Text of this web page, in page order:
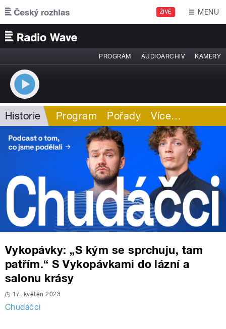
Přejít k hlavnímu obsahu
ŽIVĚ MENU
PROGRAM AUDIOARCHIV KAMERY
Historie Program Pořady Více…
Vykopávky: „S kým se sprchuju, tam
patřím.“ S Vykopávkami do lázní a
salonu krásy
17. květen 2023
Chudáčci